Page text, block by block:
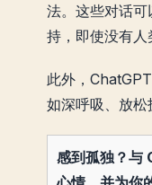
法。这些对话
持，即使没有人
此外，
如深呼吸、放松
感到孤独？与